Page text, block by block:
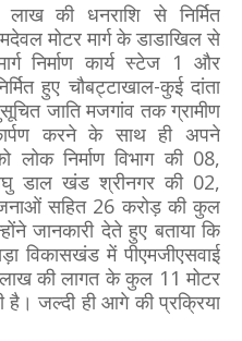
की धनराशि से निर्मित
मोटर मार्ग के डाडाखिल से
निर्माण कार्य स्टेज 1 और
हुए चौबट्टाखाल-कुई दांता
जाति मजगांव तक ग्रामीण
करने के साथ ही अपने
लोक निर्माण विभाग की 08,
डाल खंड श्रीनगर की 02,
सहित 26 करोड़ की कुल
जानकारी देते हुए बताया कि
विकासखंड में पीएमजीएसवाई
की लागत के कुल 11 मोटर
है। जल्दी ही आगे की प्रक्रिया